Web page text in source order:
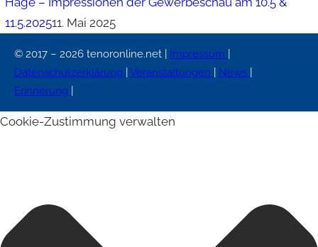
11.5.202511. Mai 2025
© 2017 – 2026 tenoronline.net | Impressum
Datenschutzerklärung
Veranstaltungen News
Erinnerung
Cookie-Zustimmung verwalten